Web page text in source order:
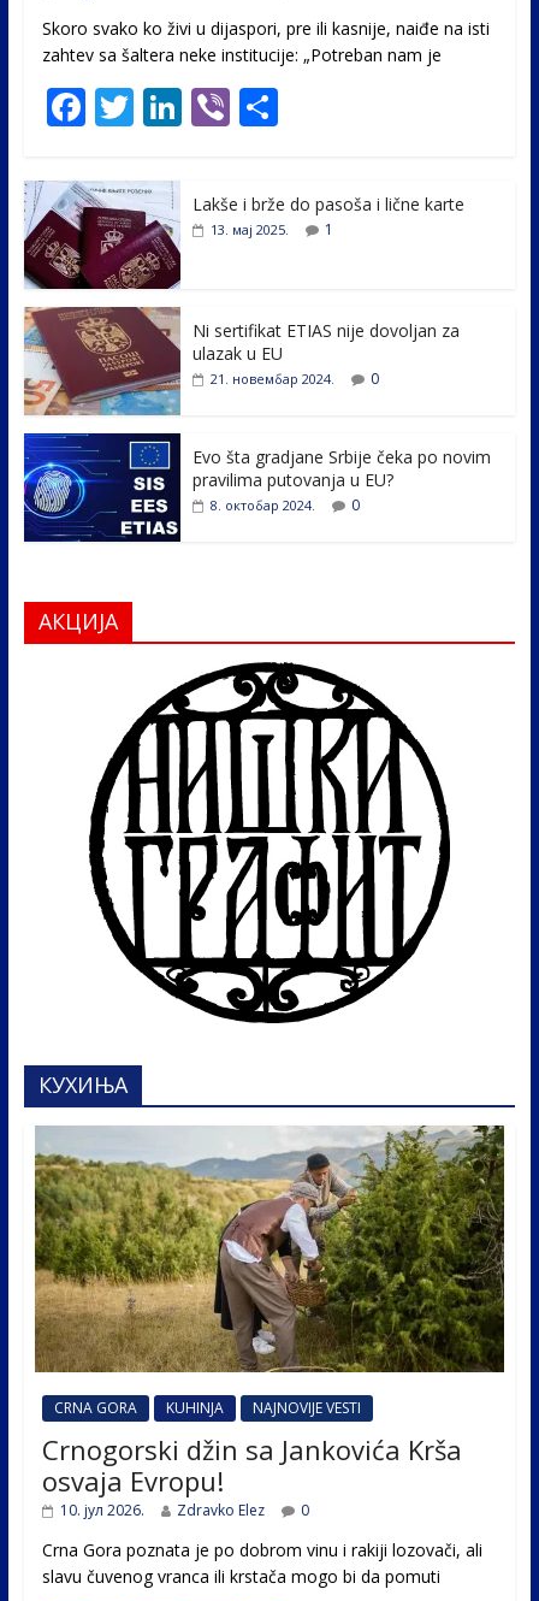
Skoro svako ko živi u dijaspori, pre ili kasnije, naiđe na isti
zahtev sa šaltera neke institucije: „Potreban nam je
F
e
b
o
o
k
T
itt
er
Li
e
Vi
er
S
ar
e
Lakše i brže do pasoša i lične karte
13. мај 2025. 1
Ni sertifikat ETIAS nije dovoljan za
ulazak u EU
21. новембар 2024. 0
Evo šta gradjane Srbije čeka po novim
pravilima putovanja u EU?
8. октобар 2024. 0
АКЦИЈА
КУХИЊА
CRNA GORA KUHINJA NAJNOVIJE VESTI
Crnogorski džin sa Jankovića Krša
osvaja Evropu!
10. јул 2026. Zdravko Elez 0
Crna Gora poznata je po dobrom vinu i rakiji lozovači, ali
slavu čuvenog vranca ili krstača mogo bi da pomuti